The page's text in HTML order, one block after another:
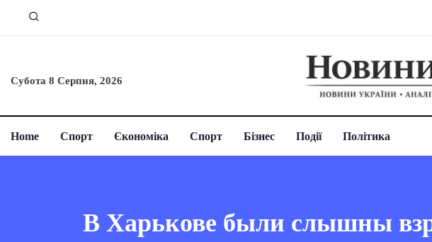
Субота 8 Серпня, 2026
Home Спорт Єкономіка Спорт Бізнес Події Політика
В Харькове были слышны